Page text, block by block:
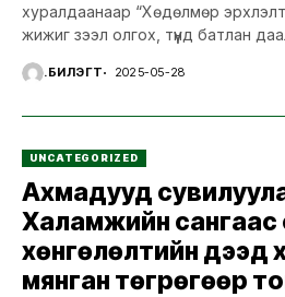
хуралдаанаар “Хөдөлмөр
жижиг зээл олгох, түүнд батлан
Ү.БИЛЭГТ 2025-05-28
UNCATEGORIZED
Ахмадууд
Халамжийн сангаас
хөнгөлөлтийн дээд
мянган төгрөгөөр